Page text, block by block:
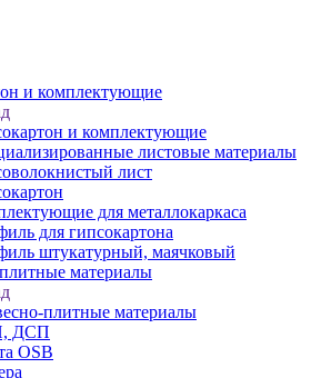
и комплектующие
и комплектующие
листовые материалы
лист
для металлокаркаса
для гипсокартона
штукатурный, маячковый
материалы
плитные материалы
ДСП
OSB